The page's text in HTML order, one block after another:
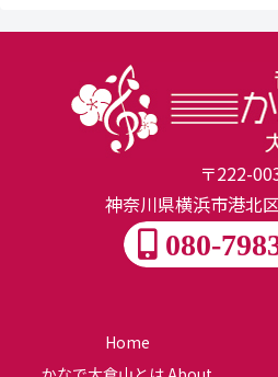
〒222-
神奈川県横浜市港北
080-
Home